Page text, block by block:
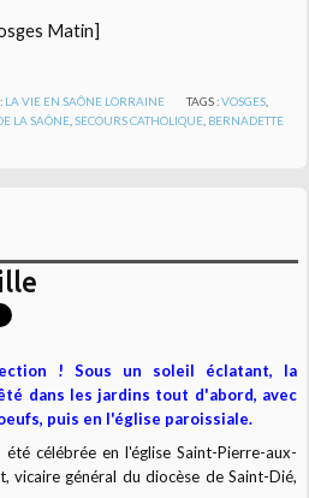
Matin]
LA VIE EN SAÔNE LORRAINE TAGS :VOSGES
LA SAÔNE ,SECOURS CATHOLIQUE BERNADETTE
! Sous un soleil éclatant, la
dans les jardins tout d'abord, avec
puis en l'église paroissiale.
célébrée en l'église Saint-Pierre-aux-
vicaire général du diocèse de Saint-Dié,